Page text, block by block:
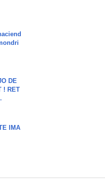
DE
! RET
IMA